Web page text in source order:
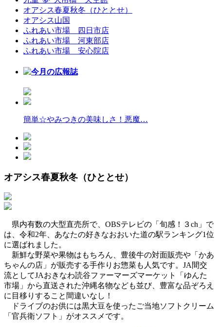
オアシス春夏秋冬（ひととせ）
オアシス山国
ふれあい市場 四日市店
ふれあい市場 河東部店
ふれあい市場 安心院店
簡単☆やみつきの美味しさ！悪魔…
オアシス春夏秋冬（ひととせ）
県内有数の大型直売所で、OBSテレビの「旬感！３ch」で
は、令和2年、あなたの好きなおおいた道の駅ランキング1位
に選ばれました。
新鮮な野菜や果物はもちろん、豊後牛の対面販売や「かあ
ちゃんの店」が販売する手作りお惣菜も人気です。JA間交
流としてJAおきなわ読谷ファーマーズマーケット「ゆんた
市場」から直送された沖縄名物なども並び、豊富な品ぞろえ
に目移りすること間違いなし！
ドライブのお供には黒大豆を使ったご当地ソフトクリーム
「官兵衛ソフト」がオススメです。